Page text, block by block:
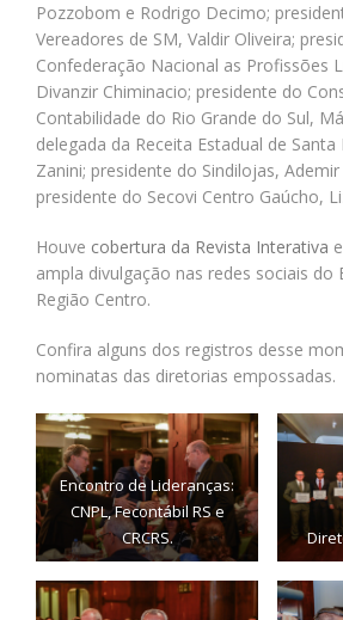
Pozzobom e Rodrigo Decimo;
Vereadores de SM, Valdir Oliveira;
Confederação Nacional as Profissões
Divanzir Chiminacio; presidente do
Contabilidade do Rio Grande do Sul,
delegada da Receita Estadual de Santa
Zanini; presidente do Sindilojas,
presidente do Secovi Centro Gaúcho,
Houve cobertura da Revista Interativa
ampla divulgação nas redes sociais do
Região Centro.
Confira alguns dos registros desse
nominatas das diretorias empossadas.
Encontro de Lideranças:
CNPL, Fecontábil RS e
CRCRS.